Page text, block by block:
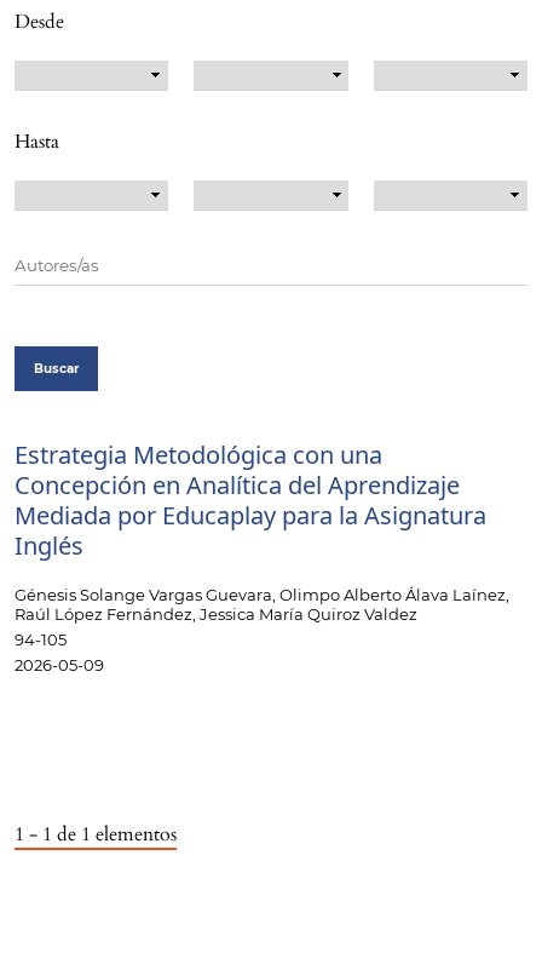
Desde
Hasta
Buscar
Estrategia Metodológica con una
Concepción en Analítica del Aprendizaje
Mediada por Educaplay para la Asignatura
Inglés
Génesis Solange Vargas Guevara, Olimpo Alberto Álava Laínez,
Raúl López Fernández, Jessica María Quiroz Valdez
94-105
2026-05-09
1 - 1 de 1 elementos